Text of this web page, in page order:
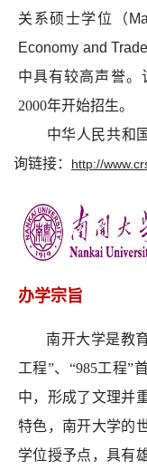
关系硕士学位
（
Economy and Trade
中具有较高声誉。
2000年开始招生。
中华人民共和
询链接： http://
办学宗旨
南开大学是教
工程”、 “985工程”
中，形成了文理并
特色，南开大学的
学位授予点，具有